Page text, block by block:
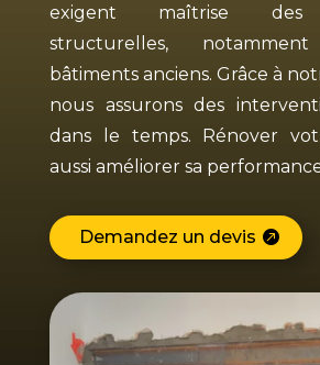
exigent maîtrise des
structurelles,
bâtiments anciens. Grâce à
nous assurons des
dans le temps. Rénover
aussi améliorer sa
Demandez un devis